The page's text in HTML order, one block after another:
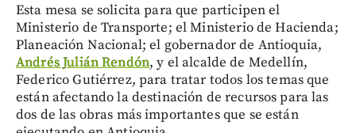
Esta mesa se solicita para que participen el
Ministerio de Transporte; el Ministerio de Hacienda;
Planeación Nacional; el gobernador de Antioquia,
Andrés Julián Rendón, y el alcalde de Medellín,
Federico Gutiérrez, para tratar todos los temas que
están afectando la destinación de recursos para las
dos de las obras más importantes que se están